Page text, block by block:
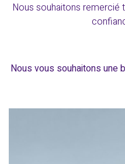
Nous souhaitons remercié
Nous vous souhaitons une